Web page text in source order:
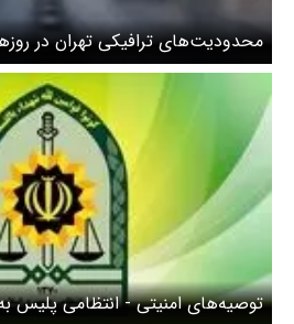
محدودیت‌های ترافیکی تهران در
توصیه‌های امنیتی - انتظامی پلیس